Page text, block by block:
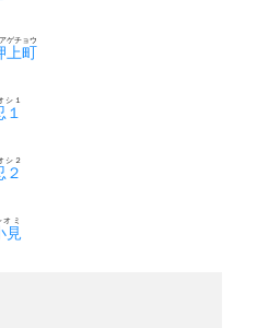
上町
ゲチョウ
シ１
２
シ２
見
ミ